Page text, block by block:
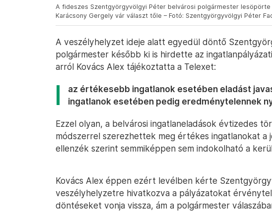
A fideszes Szentgyörgyvölgyi Péter belvárosi polgármester
Karácsony Gergely vár választ tőle – Fotó: Szentgyörgyvölgyi Péter
A veszélyhelyzet ideje alatt egyedül döntő
polgármester később ki is hirdette az
arról Kovács Alex tájékoztatta a Telexet:
az értékesebb ingatlanok esetében eladást
ingatlanok esetében pedig eredménytelennek
Ezzel olyan, a belvárosi ingatlaneladások évtizedes
módszerrel szerezhettek meg értékes ingatlanokat a
ellenzék szerint semmiképpen sem indokolható a
Kovács Alex éppen ezért levélben kérte
veszélyhelyzetre hivatkozva a pályázatokat
döntéseket vonja vissza, ám a polgármester